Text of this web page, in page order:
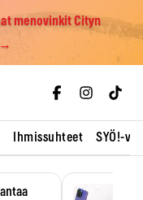
menovinkit Cityn
→
Ihmissuhteet SYÖ!-